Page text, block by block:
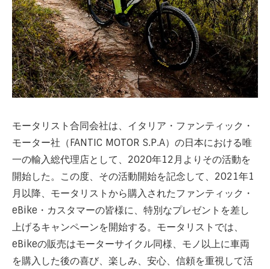
モータリスト合同会社は、イタリア・ファンティック・
モーター社（FANTIC MOTOR S.P.A）の日本における唯
一の輸入総代理店として、2020年12月よりその活動を
開始した。この度、その活動開始を記念して、2021年1
月以降、モータリストから購入されたファンティック・
eBike・カスタマーの皆様に、特別なプレゼントを差し
上げるキャンペーンを開始する。モータリストでは、
eBikeの販売はモーターサイクル同様、モノ以上に車両
を購入した後の喜び、楽しみ、安心、信頼を重視して活